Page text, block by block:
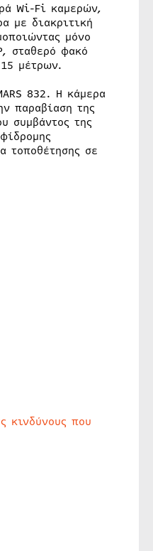
Wi-Fi καμερών,
με διακριτική
μόνο
σταθερό φακό
μέτρων.
832. Η κάμερα
παραβίαση της
συμβάντος της
τοποθέτησης σε
κινδύνους που